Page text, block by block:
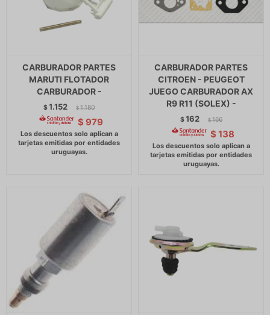
CARBURADOR PARTES
MARUTI FLOTADOR
CARBURADOR -
$1.152 $ 1.180
$ 979
CARBURADOR PARTES
CITROEN - PEUGEOT
JUEGO CARBURADOR AX
R9 R11 (SOLEX) -
$162 $ 166
$ 138